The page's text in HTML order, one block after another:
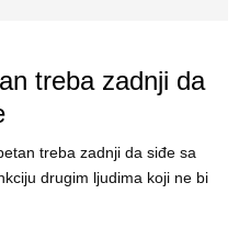
treba zadnji da
treba zadnji da siđe sa
drugim ljudima koji ne bi